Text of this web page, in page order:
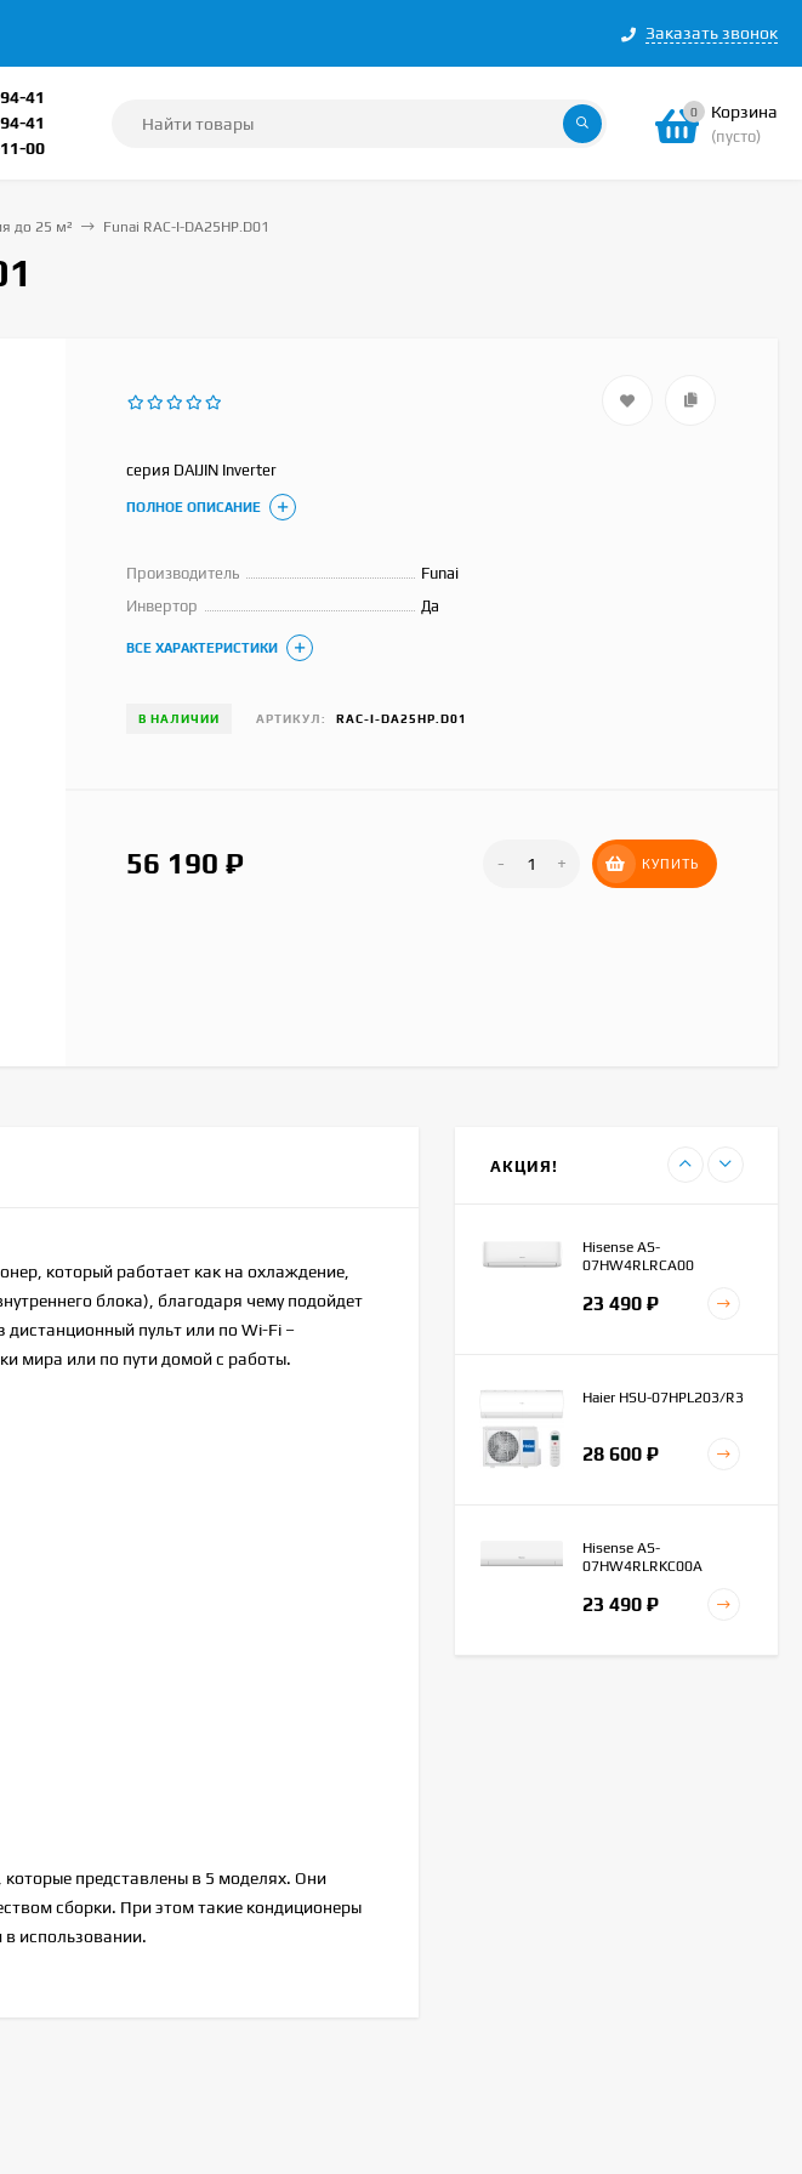
Заказать звонок
41
41
00
0 Корзина
(пусто)
до 25 м² Funai RAC-I-DA25HP.D01
серия DAIJIN Inverter
ПОЛНОЕ ОПИСАНИЕ
Производитель
Funai
Инвертор
Да
ВСЕ ХАРАКТЕРИСТИКИ
В НАЛИЧИИ АРТИКУЛ: RAC-I-DA25HP.D01
56 190₽ - + КУПИТЬ
который работает как на охлаждение,
блока), благодаря чему подойдет
дистанционный пульт или по Wi-Fi –
мира или по пути домой с работы.
которые представлены в 5 моделях. Они
сборки. При этом такие кондиционеры
использовании.
АКЦИЯ!
23 490
Hisense AS-
07HW4RLRCA00
23 490 ₽
Haier HSU-07HPL203/R3
28 600 ₽
Hisense AS-
07HW4RLRKC00A
23 490 ₽